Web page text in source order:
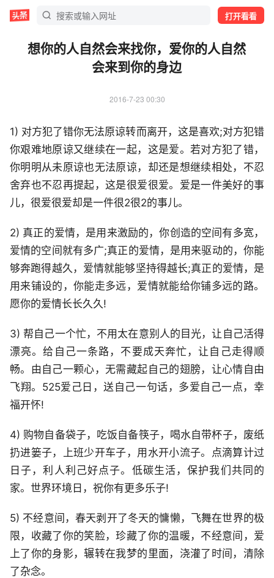
打开看看
想你的人自然会来找你，爱你的人自然
会来到你的身边
2016-7-23 00:30
1) 对方犯了错你无法原谅转而离开，这是喜欢;对方犯错
你艰难地原谅又继续在一起，这是爱。若对方犯了错，
你明明从未原谅也无法原谅，却还是想继续相处，不忍
舍弃也不忍再提起，这是很爱很爱。爱是一件美好的事
儿，很爱很爱却是一件很2很2的事儿。
2) 真正的爱情，是用来激励的，你创造的空间有多宽，
爱情的空间就有多广;真正的爱情，是用来驱动的，你能
够奔跑得越久，爱情就能够坚持得越长;真正的爱情，是
用来铺设的，你能走多远，爱情就能给你铺多远的路。
愿你的爱情长长久久!
3) 帮自己一个忙，不用太在意别人的目光，让自己活得
漂亮。给自己一条路，不要成天奔忙，让自己走得顺
畅。由自己一颗心，无需藏起自己的翅膀，让心情自由
飞翔。525爱己日，送自己一句话，多爱自己一点，幸
福开怀!
4) 购物自备袋子，吃饭自备筷子，喝水自带杯子，废纸
扔进篓子，上班少开车子，用水开小流子。点滴算计过
日子，利人利己好点子。低碳生活，保护我们共同的
家。世界环境日，祝你有更多乐子!
5) 不经意间，春天剥开了冬天的慵懒，飞舞在世界的极
限，收藏了你的笑脸，珍藏了你的温暖，不经意间，爱
上了你的身影，辗转在我梦的里面，浇灌了时间，清除
了杂念。